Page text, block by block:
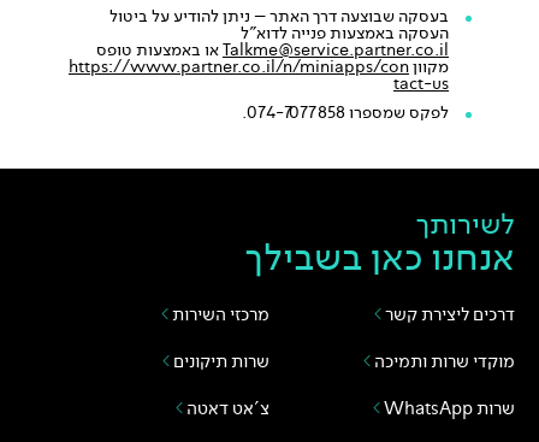
בעסקה שבוצעה דרך האתר – ניתן להודיע על ביטול
העסקה באמצעות פנייה לדוא"ל
Talkme@service.partner.co.ilאו באמצעות טופס
מקווןhttps://www.partner.co.il/n/miniapps/con
tact-us
לפקס שמספרו 074-7077858.
לשירותך
אנחנו כאן בשבילך
דרכים ליצירת קשר
מרכזי השירות
מוקדי שרות ותמיכה
שרות תיקונים
שרות WhatsApp
צ'אט דאטה